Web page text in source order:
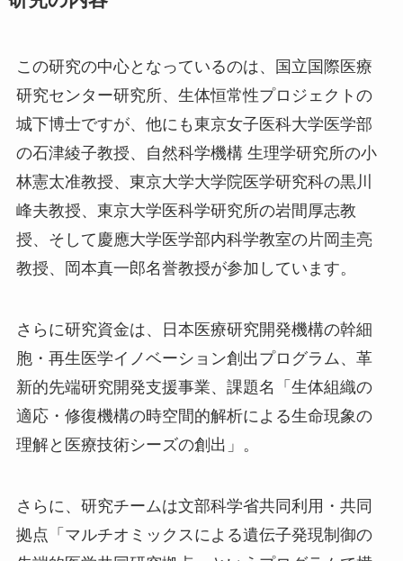
この研究の中心となっているのは、国立国際医療
研究センター研究所、生体恒常性プロジェクトの
城下博士ですが、他にも東京女子医科大学医学部
の石津綾子教授、自然科学機構 生理学研究所の小
林憲太准教授、東京大学大学院医学研究科の黒川
峰夫教授、東京大学医科学研究所の岩間厚志教
授、そして慶應大学医学部内科学教室の片岡圭亮
教授、岡本真一郎名誉教授が参加しています。
さらに研究資金は、日本医療研究開発機構の幹細
胞・再生医学イノベーション創出プログラム、革
新的先端研究開発支援事業、課題名「生体組織の
適応・修復機構の時空間的解析による生命現象の
理解と医療技術シーズの創出」。
さらに、研究チームは文部科学省共同利用・共同
拠点「マルチオミックスによる遺伝子発現制御の